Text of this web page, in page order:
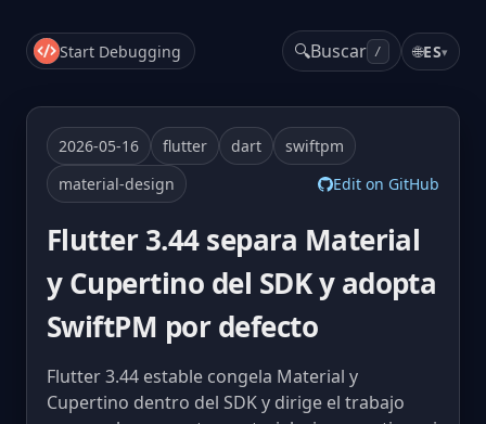
Start Debugging 🔍Buscar / 🌐ES▾
2026-05-16 flutter dart
swiftpm
material-design
Edit on GitHub
Flutter 3.44 separa Material
y Cupertino del SDK y adopta
SwiftPM por defecto
Flutter 3.44 estable congela Material y
Cupertino dentro del SDK y dirige el trabajo